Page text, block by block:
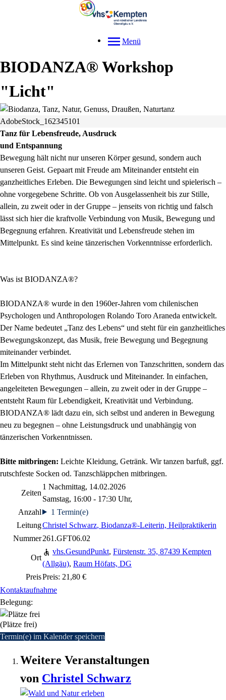
Menü
BIODANZA® Workshop
"Licht"
AdobeStock_162345101
Tanz für Lebensfreude, Ausdruck
und Entspannung
Bewegung hält nicht nur unseren Körper gesund, sondern auch
unseren Geist. Gepaart mit Freude am Miteinander entsteht ein
ganzheitliches Erleben. Die Bewegungen sind leicht und spielerisch –
ohne vorgegebene Schritte. Ob von Ausgelassenheit bis zur Stille,
allein, zu zweit oder in der Gruppe – jenseits von richtig und falsch
lässt sich hier die kraftvolle Verbindung von Musik, Bewegung und
Begegnung erfahren. Kreativität und Lebensfreude stehen im
Mittelpunkt. Es sind keine tänzerischen Vorkenntnisse erforderlich.
Was ist BIODANZA®?
BIODANZA® wurde in den 1960er-Jahren vom chilenischen
Psychologen und Anthropologen Rolando Toro Araneda entwickelt.
Der Name bedeutet „Tanz des Lebens“ und steht für ein ganzheitliches
Bewegungskonzept, das Musik, freie Bewegung und Begegnung
miteinander verbindet.
Im Mittelpunkt steht nicht das Erlernen von Tanzschritten, sondern das
Erleben von Rhythmus, Ausdruck und Miteinander. In einfachen,
angeleiteten Bewegungen – allein, zu zweit oder in der Gruppe –
entsteht Raum für Lebendigkeit, Kreativität und Verbindung.
BIODANZA® lädt dazu ein, sich selbst und anderen in Bewegung
neu zu begegnen – ohne Leistungsdruck und unabhängig von
tänzerischen Vorkenntnissen.
Bitte mitbringen: Leichte Kleidung, Getränk. Wir tanzen barfuß, ggf.
rutschfeste Socken od. Tanzschläppchen mitbringen.
Zeiten
1 Nachmittag, 14.02.2026
Samstag, 16:00 - 17:30 Uhr,
Anzahl
1 Termin(e)
LeitungChristel Schwarz, Biodanza®-Leiterin, Heilpraktikerin
Nummer261.GFT06.02
Ort
vhs.GesundPunkt, Fürstenstr. 35, 87439 Kempten
(Allgäu), Raum Höfats, DG
PreisPreis: 21,80 €
Kontaktaufnahme
Belegung:
(Plätze frei)
Termin(e) im Kalender speichern
Weitere Veranstaltungen
von Christel Schwarz